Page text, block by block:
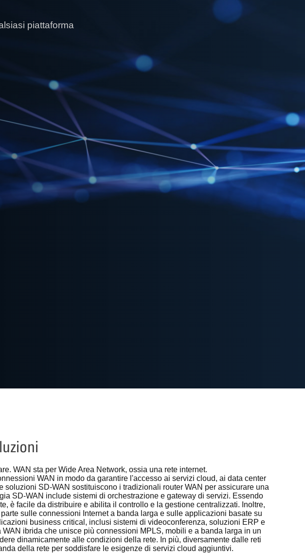
piattaforma
WAN sta per Wide Area Network, ossia una rete internet.
WAN in modo da garantire l'accesso ai servizi cloud, ai data center
SD-WAN sostituiscono i tradizionali router WAN per assicurare una
SD-WAN include sistemi di orchestrazione e gateway di servizi. Essendo
è facile da distribuire e abilita il controllo e la gestione centralizzati. Inoltre,
sulle connessioni Internet a banda larga e sulle applicazioni basate su
business critical, inclusi sistemi di videoconferenza, soluzioni ERP e
ibrida che unisce più connessioni MPLS, mobili e a banda larga in un
dinamicamente alle condizioni della rete. In più, diversamente dalle reti
della rete per soddisfare le esigenze di servizi cloud aggiuntivi.